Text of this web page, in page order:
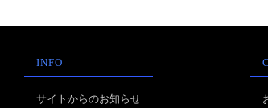
INFO
サイトからのお知らせ